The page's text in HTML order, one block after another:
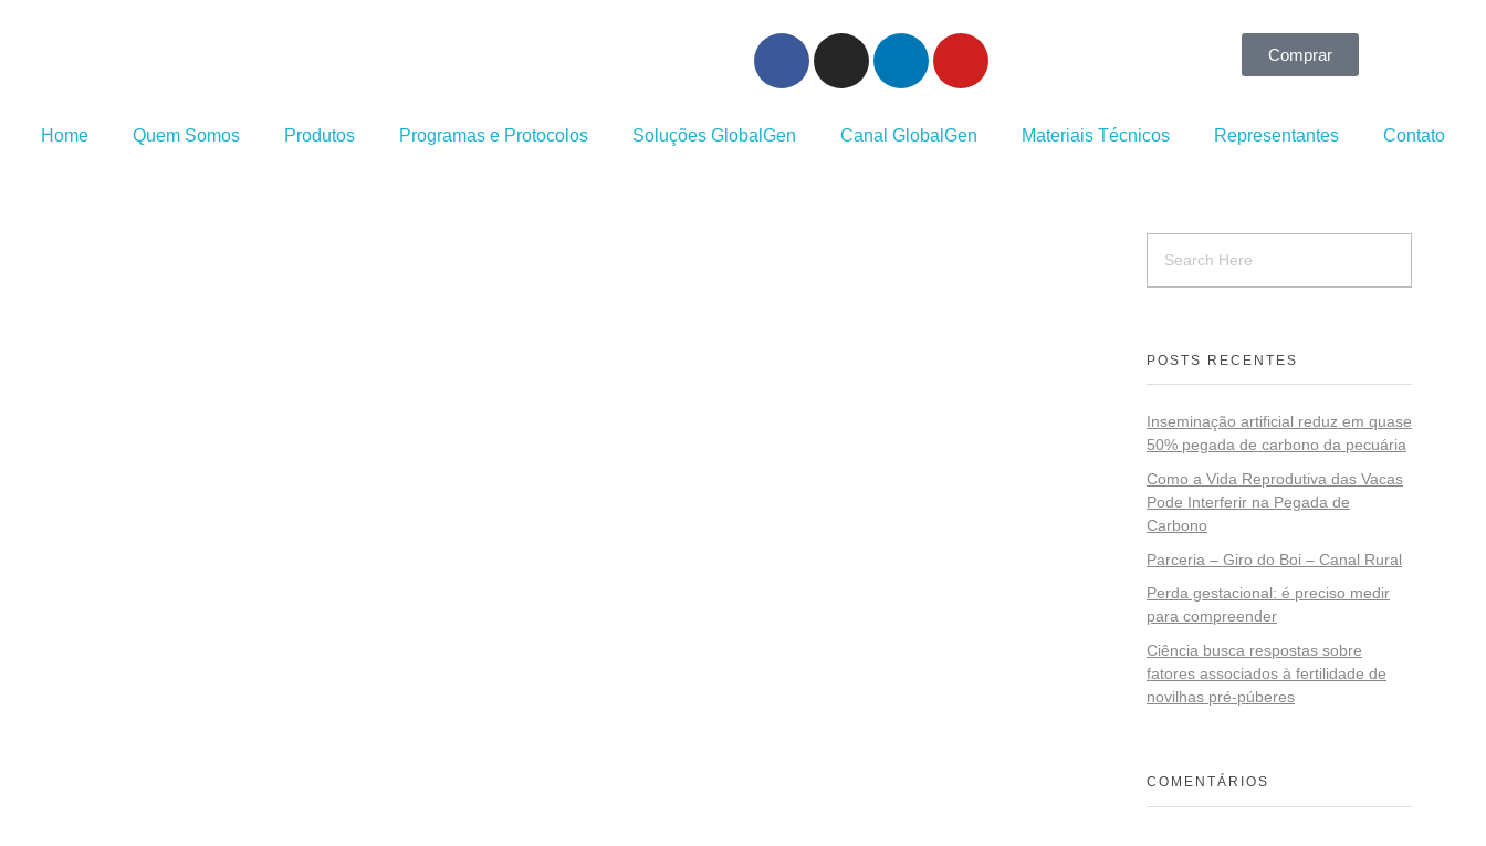
Comprar
Home Quem Somos Produtos Programas e Protocolos Soluções GlobalGen Canal GlobalGen Materiais Técnicos Representantes Contato
POSTS RECENTES
Inseminação artificial reduz em quase
50% pegada de carbono da pecuária
Como a Vida Reprodutiva das Vacas
Pode Interferir na Pegada de
Carbono
Parceria – Giro do Boi – Canal Rural
Perda gestacional: é preciso medir
para compreender
Ciência busca respostas sobre
fatores associados à fertilidade de
novilhas pré-púberes
COMENTÁRIOS